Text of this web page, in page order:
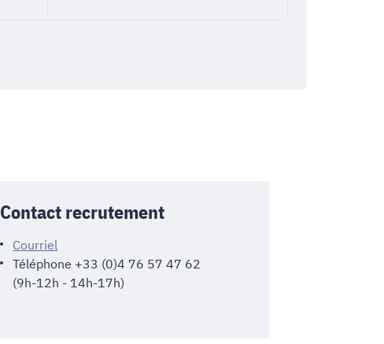
Contact recrutement
Courriel
Téléphone +33 (0)4 76 57 47 62
(9h-12h - 14h-17h)